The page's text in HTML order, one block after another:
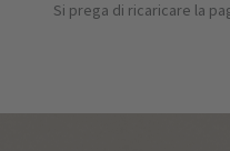
Si prega di ricaricare la